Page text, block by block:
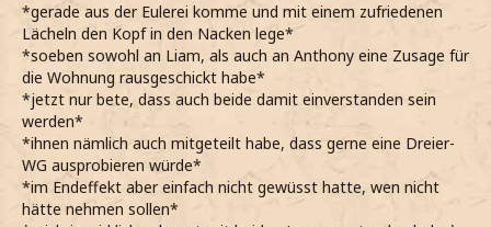
*gerade aus der Eulerei komme und mit einem zufriedenen
Lächeln den Kopf in den Nacken lege*
*soeben sowohl an Liam, als auch an Anthony eine Zusage für
die Wohnung rausgeschickt habe*
*jetzt nur bete, dass auch beide damit einverstanden sein
werden*
*ihnen nämlich auch mitgeteilt habe, dass gerne eine Dreier-
WG ausprobieren würde*
*im Endeffekt aber einfach nicht gewüsst hatte, wen nicht
hätte nehmen sollen*